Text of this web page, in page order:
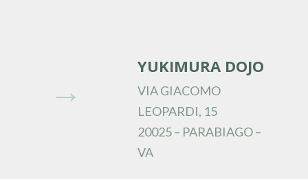
→
YUKIMURA DOJO
VIA GIACOMO
LEOPARDI, 15
20025 – PARABIAGO –
VA